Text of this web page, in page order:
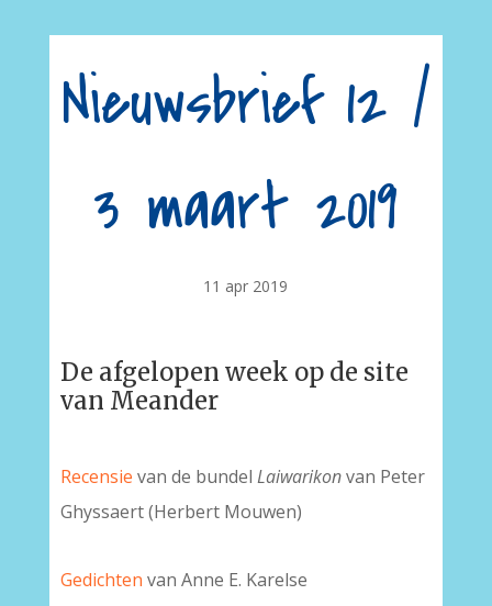
Nieuwsbrief 12 /
3 maart 2019
11 apr 2019
De afgelopen week op de site
van Meander
Recensie van de bundel Laiwarikonvan Peter
Ghyssaert (Herbert Mouwen)
Gedichten van Anne E. Karelse